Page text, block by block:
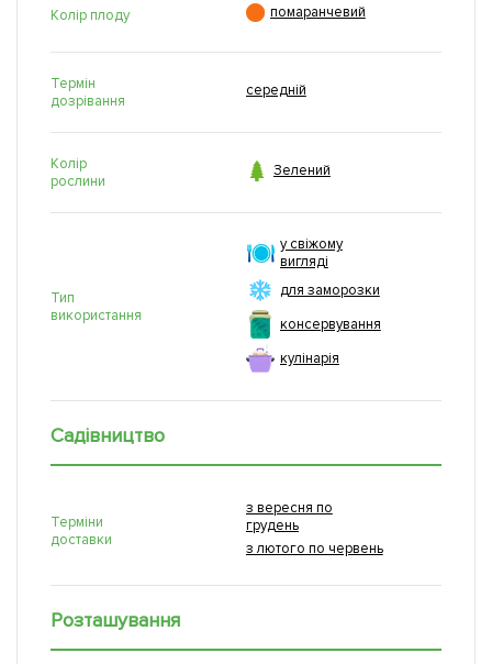
Колір плоду  помаранчевий
Термін
дозрівання
середній
Колір
рослини
 Зелений
Тип
використання
у свіжому
вигляді
для заморозки
консервування
кулінарія
Садівництво
Терміни
доставки
з вересня по
грудень
з лютого по червень
Розташування